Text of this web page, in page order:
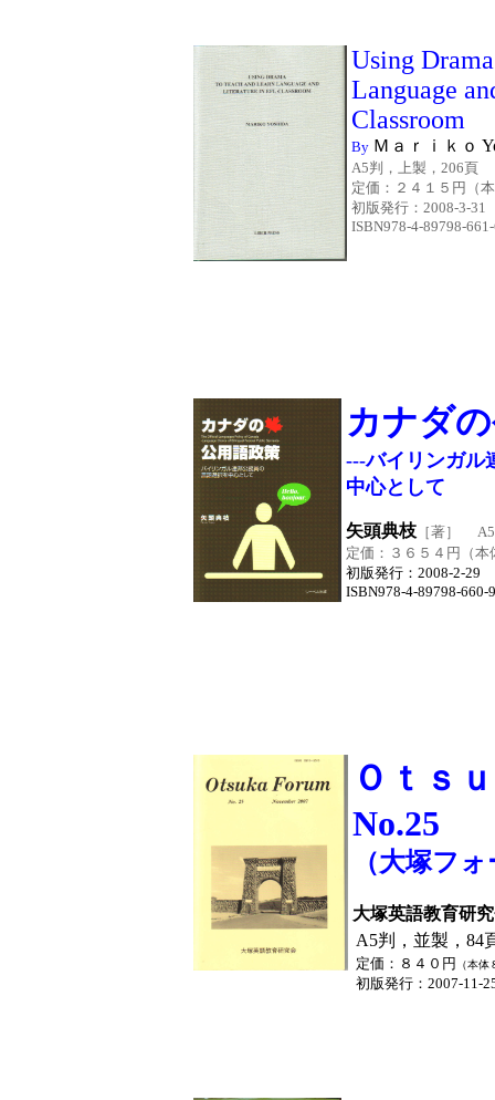
Using
Language
Classroom
By Ｍａｒｉｋｏ
A5判，上製，206頁
定価：２４１５円（
初版発行：2008-
ISBN978-4-89798-
カナダ
---バイリンガル
中心として
矢頭典枝［著］ A5
定価：３６５４円（本
初版発行：2008-
ISBN978-4-89798-660-9
Ｏｔｓ
No.25
（大塚フ
大塚英語教育研
A5判，並製，84
定価：８４０円 （本
初版発行：2007-11-